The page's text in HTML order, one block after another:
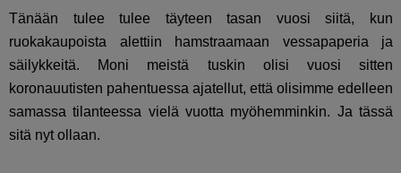
Tänään tulee tulee täyteen tasan vuosi siitä, kun
ruokakaupoista alettiin hamstraamaan vessapaperia ja
säilykkeitä. Moni meistä tuskin olisi vuosi sitten
koronauutisten pahentuessa ajatellut, että olisimme edelleen
samassa tilanteessa vielä vuotta myöhemminkin. Ja tässä
sitä nyt ollaan.